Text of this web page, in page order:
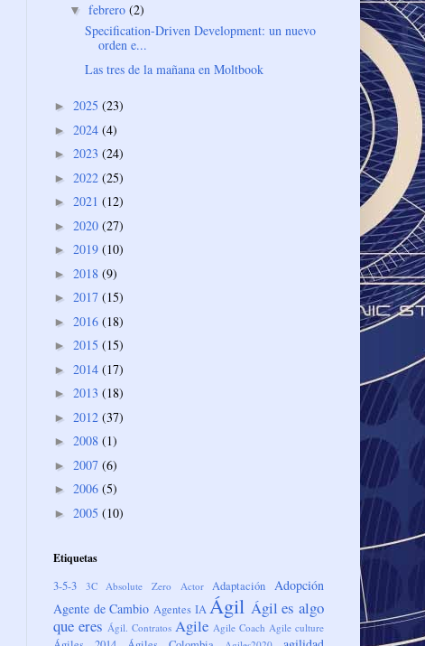
▼ febrero (2)
Specification-Driven Development: un nuevo
orden e...
Las tres de la mañana en Moltbook
► 2025 (23)
► 2024 (4)
► 2023 (24)
► 2022 (25)
► 2021 (12)
► 2020 (27)
► 2019 (10)
► 2018 (9)
► 2017 (15)
► 2016 (18)
► 2015 (15)
► 2014 (17)
► 2013 (18)
► 2012 (37)
► 2008 (1)
► 2007 (6)
► 2006 (5)
► 2005 (10)
Etiquetas
3-5-3
3C Absolute Zero Actor Adaptación Adopción
Agente de Cambio Agentes IA Ágil Ágil es algo
que eres Ágil. Contratos Agile Agile Coach Agile culture